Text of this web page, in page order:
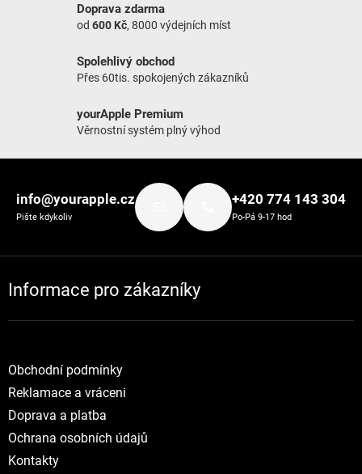
Doprava zdarma
od 600 Kč, 8000 výdejních míst
Spolehlivý obchod
Přes 60tis. spokojených zákazníků
yourApple Premium
Věrnostní systém plný výhod
info@yourapple.cz
Pište kdykoliv
+420 774 143 304
Po-Pá 9-17 hod
Informace pro zákazníky
Obchodní podmínky
Reklamace a vráceni
Doprava a platba
Ochrana osobních údajů
Kontakty